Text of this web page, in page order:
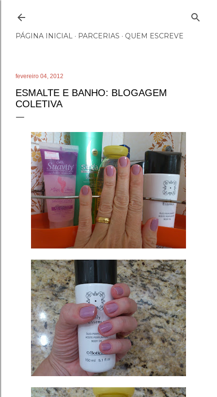
PÁGINA INICIAL PARCERIAS QUEM ESCREVE
fevereiro 04, 2012
ESMALTE E BANHO: BLOGAGEM
COLETIVA